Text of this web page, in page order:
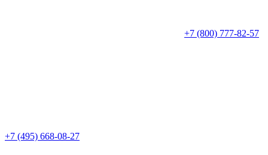
+7 (800) 777-82-57
+7 (495) 668-08-27